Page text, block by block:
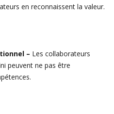
en reconnaissent la valeur.
– Les collaborateurs
peuvent ne pas être